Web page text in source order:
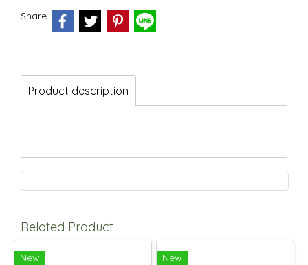
Share
Product description
Related Product
New New